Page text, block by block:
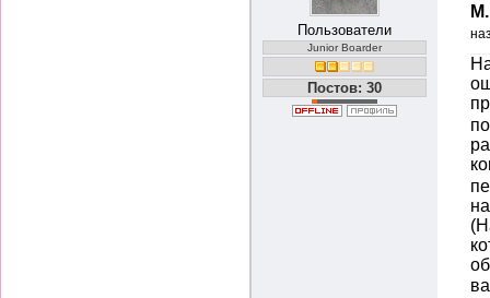
Пользователи
Junior Boarder
Постов: 30